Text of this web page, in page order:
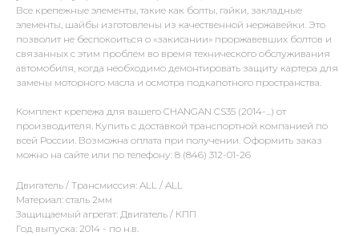
Все крепежные элементы, такие как болты, гайки, закладные
элементы, шайбы изготовлены из качественной нержавейки. Это
позволит не беспокоиться о «закисании» проржавевших болтов и
связанных с этим проблем во время технического обслуживания
автомобиля, когда необходимо демонтировать защиту картера для
замены моторного масла и осмотра подкапотного пространства.
Комплект крепежа для вашего CHANGAN CS35 (2014-...) от
производителя. Купить с доставкой транспортной компанией по
всей России. Возможна оплата при получении. Оформить заказ
можно на сайте или по телефону: 8 (846) 312-01-26
Двигатель / Трансмиссия: ALL / ALL
Материал: сталь 2мм
Защищаемый агрегат: Двигатель / КПП
Год выпуска: 2014 - по н.в.